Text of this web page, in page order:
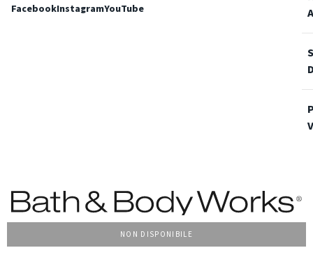
NON DISPONIBILE
FacebookInstagramYouTube
Condizioni Generali di venditaPrivacy PolicyCookie PolicyAccessibilità